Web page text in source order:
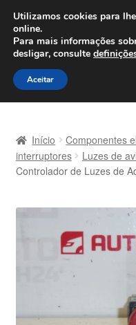
ENVIO
Seg-Sex, das
Ir
para
a
Saltar
para
o
Carrinho
Envio para todo o
Início Componentes
interruptores
Luzes de
Controlador de Luzes de
Utilizamos cookies para
online.
Para mais informações
desligar, consulte
Aceitar